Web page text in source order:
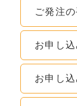
ご発注
お申し
お申し